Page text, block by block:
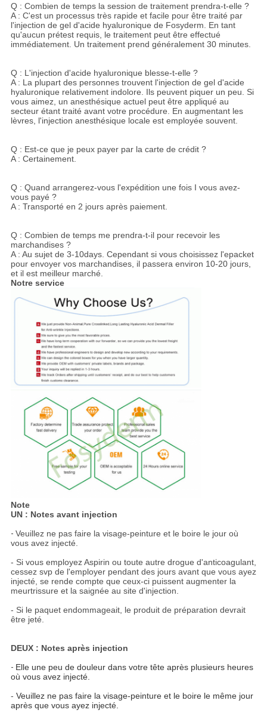
Q : Combien de temps la session de traitement prendra-t-elle ?
A : C'est un processus très rapide et facile pour être traité par
l'injection de gel d'acide hyaluronique de Fosyderm. En tant
qu'aucun prétest requis, le traitement peut être effectué
immédiatement. Un traitement prend généralement 30 minutes.
Q : L'injection d'acide hyaluronique blesse-t-elle ?
A : La plupart des personnes trouvent l'injection de gel d'acide
hyaluronique relativement indolore. Ils peuvent piquer un peu. Si
vous aimez, un anesthésique actuel peut être appliqué au
secteur étant traité avant votre procédure. En augmentant les
lèvres, l'injection anesthésique locale est employée souvent.
Q : Est-ce que je peux payer par la carte de crédit ?
A : Certainement.
Q : Quand arrangerez-vous l'expédition une fois I vous avez-
vous payé ?
A : Transporté en 2 jours après paiement.
Q : Combien de temps me prendra-t-il pour recevoir les
marchandises ?
A : Au sujet de 3-10days. Cependant si vous choisissez l'epacket
pour envoyer vos marchandises, il passera environ 10-20 jours,
et il est meilleur marché.
Notre service
Note
UN : Notes avant injection
- Veuillez ne pas faire la visage-peinture et le boire le jour où
vous avez injecté.
- Si vous employez Aspirin ou toute autre drogue d'anticoagulant,
cessez svp de l'employer pendant des jours avant que vous ayez
injecté, se rende compte que ceux-ci puissent augmenter la
meurtrissure et la saignée au site d'injection.
- Si le paquet endommageait, le produit de préparation devrait
être jeté.
DEUX : Notes après injection
- Elle une peu de douleur dans votre tête après plusieurs heures
où vous avez injecté.
- Veuillez ne pas faire la visage-peinture et le boire le même jour
après que vous ayez injecté.